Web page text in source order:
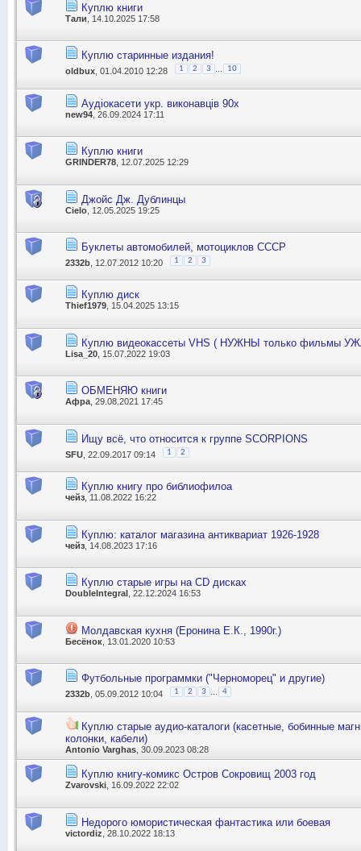
Куплю книги
Тали , 14.10.2025 17:58
Куплю старинные издания!
oldbux , 01.04.2010 12:28 1 2 3 10
Аудіокасети укр. виконавців 90х
new94 , 26.09.2024 17:11
Куплю книги
GRINDER78 , 12.07.2025 12:29
Джойс Дж. Дублинцы
Cielo , 12.05.2025 19:25
Буклеты автомобилей, мотоциклов СССР
2332b , 12.07.2012 10:20 1 2 3
Куплю диск
Thief1979, 15.04.2025 13:15
Куплю видеокассеты VHS ( НУЖНЫ только фильмы
Lisa_20 , 15.07.2022 19:03
ОБМЕНЯЮ книги
Афра , 29.08.2021 17:45
Ищу всё, что относится к группе SCORPIONS
SFU , 22.09.2017 09:14 1 2
Куплю книгу про библиофилоа
чейз , 11.08.2022 16:22
Куплю: каталог магазина антиквариат 1926-1928
чейз , 14.08.2023 17:16
Куплю старые игры на CD дисках
DoubleIntegral , 22.12.2024 16:53
Молдавская кухня (Еронина Е.К., 1990г.)
Бесёнок , 13.01.2020 10:53
Футбольные программки ("Черноморец" и другие)
2332b , 05.09.2012 10:04 1 2 3 4
Куплю старые аудио-каталоги (касетные, бобинные
колонки, кабели)
Antonio Varghas , 30.09.2023 08:28
Куплю книгу-комикс Остров Сокровищ 2003 год
Zvarovski , 16.09.2022 22:02
Недорого юмористическая фантастика или боевая
victordiz , 28.10.2022 18:13